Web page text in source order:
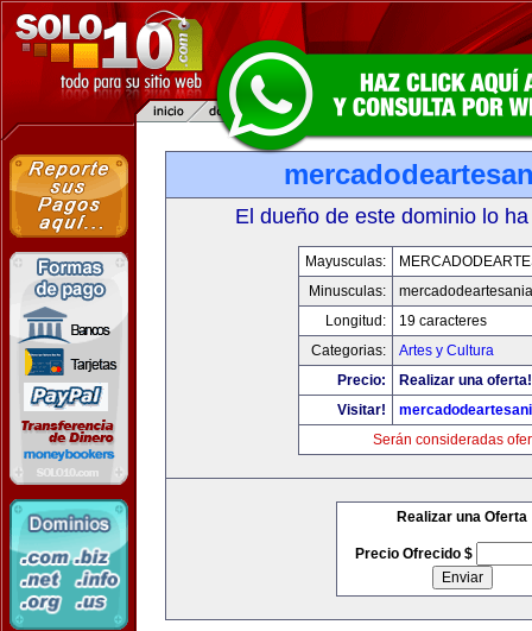
El dueño de este dominio lo
Mayusculas:
Minusculas:
Longitud:
19 caracteres
Categorias:
Artes y Cultura
Precio:
Realizar una oferta!
Visitar!
Serán consideradas
Realizar una Oferta
Precio Ofrecido $